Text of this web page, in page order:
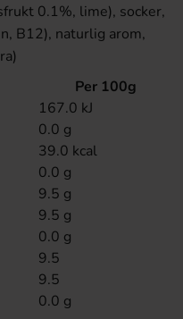
0.1%, lime), socker,
B12), naturlig arom,
Per 100g
167.0 kJ
0.0 g
39.0 kcal
0.0 g
9.5 g
9.5 g
0.0 g
9.5
9.5
0.0 g